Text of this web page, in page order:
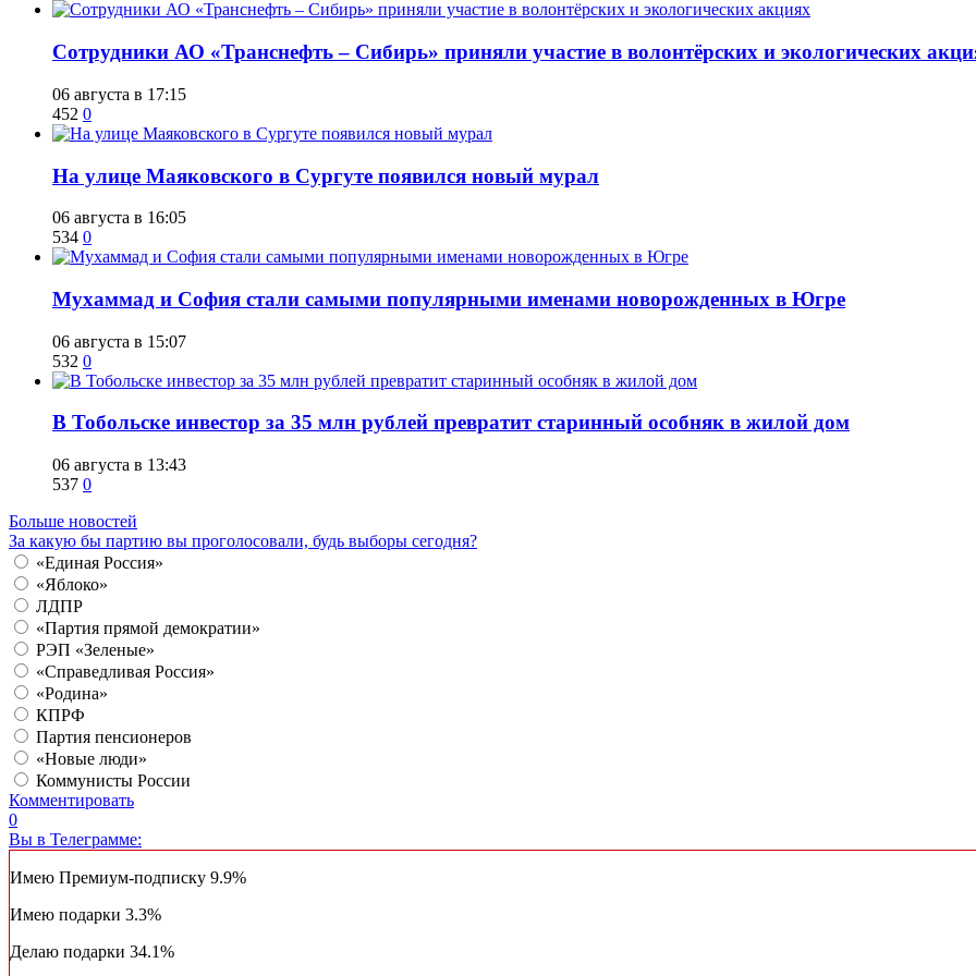
Сотрудники АО «Транснефть – Сибирь» приняли участие в волонтёрских и экологических
06 августа в 17:15
452 0
​На улице Маяковского в Сургуте появился новый мурал
06 августа в 16:05
534 0
​Мухаммад и София стали самыми популярными именами новорожденных в Югре
06 августа в 15:07
532 0
В Тобольске инвестор за 35 млн рублей превратит старинный особняк в жилой дом
06 августа в 13:43
537 0
Больше новостей
За какую бы партию вы проголосовали, будь выборы сегодня?
«Единая Россия»
«Яблоко»
ЛДПР
«Партия прямой демократии»
РЭП «Зеленые»
«Справедливая Россия»
«Родина»
КПРФ
Партия пенсионеров
«Новые люди»
Коммунисты России
Комментировать
0
Вы в Телеграмме:
Имею Премиум-подписку 9.9%
Имею подарки 3.3%
Делаю подарки 34.1%